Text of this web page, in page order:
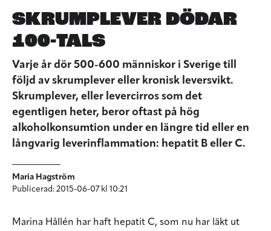
SKRUMPLEVER DÖDAR
100-TALS
Varje år dör 500-600 människor i Sverige till
följd av skrumplever eller kronisk leversvikt.
Skrumplever, eller levercirros som det
egentligen heter, beror oftast på hög
alkoholkonsumtion under en längre tid eller en
långvarig leverinflammation: hepatit B eller C.
Maria Hagström
Publicerad: 2015-06-07 kl 10:21
Marina Hållén har haft hepatit C, som nu har läkt ut